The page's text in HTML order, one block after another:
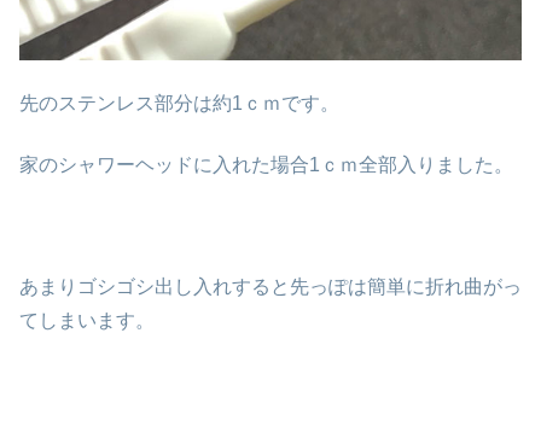
先のステンレス部分は約1ｃｍです。
家のシャワーヘッドに入れた場合1ｃｍ全部入りました。
あまりゴシゴシ出し入れすると先っぽは簡単に折れ曲がっ
てしまいます。